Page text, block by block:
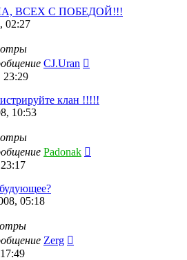
ВСЕХ С ПОБЕДОЙ!!!
02:27
CJ.Uran
23:29
клан !!!!!
10:53
Padonak
05:18
Zerg